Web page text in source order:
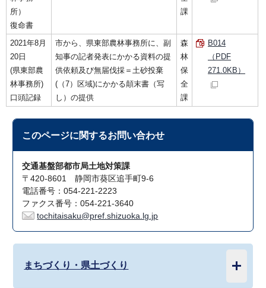
所）
復命書
課
2021年8月
20日
(県東部農
林事務所)
口頭記録
市から、県東部農林事務所に、副
知事の記者発表にかかる資料の提
供依頼及び無届伐採＝土砂投棄
(（7）区域)にかかる顛末書（写
し）の提供
森
林
保
全
課
B014
（PDF
271.0KB）
このページに関するお問い合わせ
交通基盤部都市局土地対策課
〒420-8601 静岡市葵区追手町9-6
電話番号：054-221-2223
ファクス番号：054-221-3640
tochitaisaku@pref.shizuoka.lg.jp
まちづくり・県土づくり